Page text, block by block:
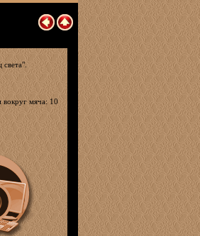
вокруг мяча: 10